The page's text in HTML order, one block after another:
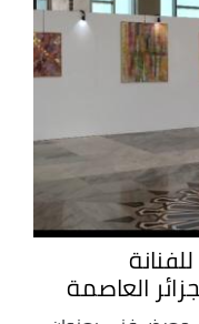
العاصمة